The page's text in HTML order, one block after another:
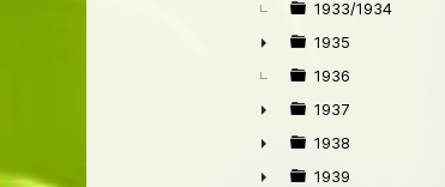
1933/1934
►
1935
1936
►
1937
►
1938
1939